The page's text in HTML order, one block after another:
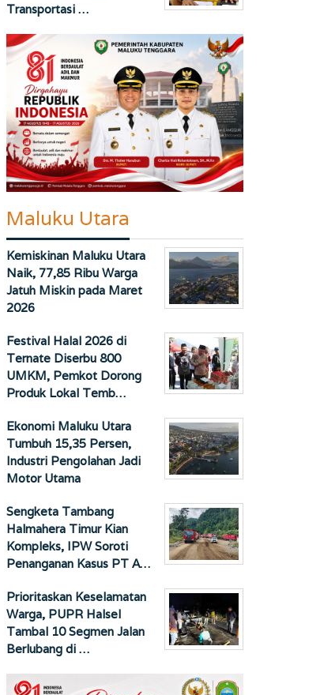
Transportasi …
Maluku Utara
Kemiskinan Maluku Utara
Naik, 77,85 Ribu Warga
Jatuh Miskin pada Maret
2026
Festival Halal 2026 di
Ternate Diserbu 800
UMKM, Pemkot Dorong
Produk Lokal Temb…
Ekonomi Maluku Utara
Tumbuh 15,35 Persen,
Industri Pengolahan Jadi
Motor Utama
Sengketa Tambang
Halmahera Timur Kian
Kompleks, IPW Soroti
Penanganan Kasus PT A…
Prioritaskan Keselamatan
Warga, PUPR Halsel
Tambal 10 Segmen Jalan
Berlubang di …